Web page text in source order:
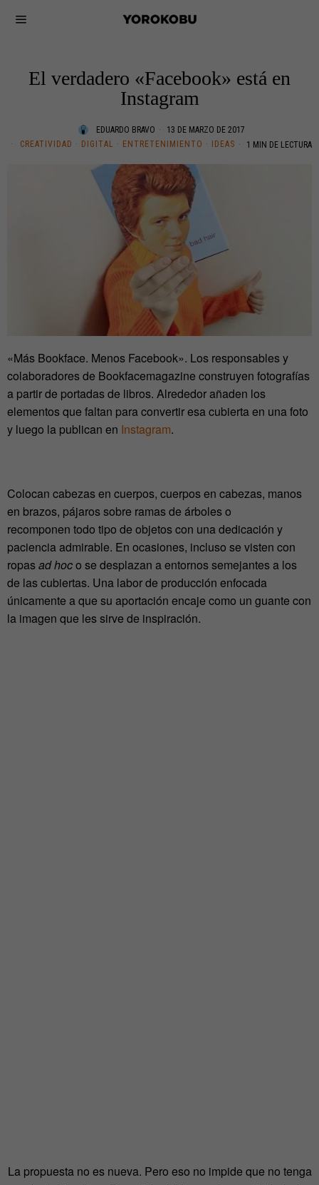
El verdadero «Facebook» está en
Instagram
EDUARDO BRAVO
13 DE MARZO DE 2017
CREATIVIDAD · DIGITAL · ENTRETENIMIENTO · IDEAS 1 MIN DE LECTURA
«Más Bookface. Menos Facebook». Los responsables y
colaboradores de Bookfacemagazine construyen fotografías
a partir de portadas de libros. Alrededor añaden los
elementos que faltan para convertir esa cubierta en una foto
y luego la publican en Instagram.
Colocan cabezas en cuerpos, cuerpos en cabezas, manos
en brazos, pájaros sobre ramas de árboles o
recomponen todo tipo de objetos con una dedicación y
paciencia admirable. En ocasiones, incluso se visten con
ropasad hoco se desplazan a entornos semejantes a los
de las cubiertas. Una labor de producción enfocada
únicamente a que su aportación encaje como un guante con
la imagen que les sirve de inspiración.
La propuesta no es nueva. Pero eso no impide que no tenga